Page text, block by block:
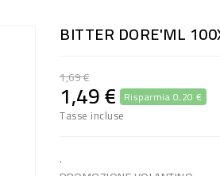
BITTER DORE'ML
1,69 €
1,49 € Risparmia 0,20 €
Tasse incluse
.